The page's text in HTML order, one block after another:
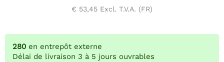
€ 53,45 Excl. T.V.A. (FR)
280 en entrepôt externe
Délai de livraison 3 à 5 jours ouvrables